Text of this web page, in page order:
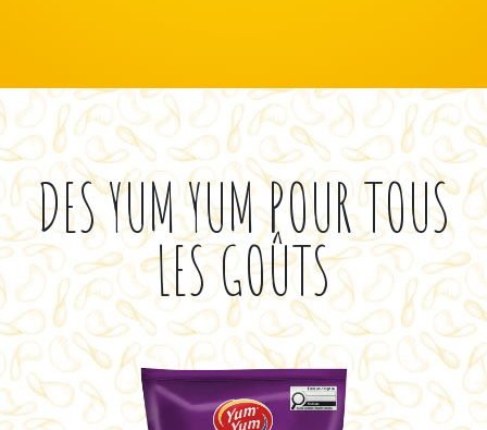
DES YUM YUM POUR TOUS
LES GOÛTS